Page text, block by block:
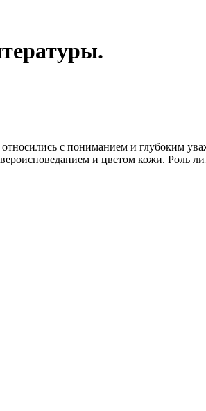
с пониманием и глубоким
и цветом кожи. Роль
Алексеевна,